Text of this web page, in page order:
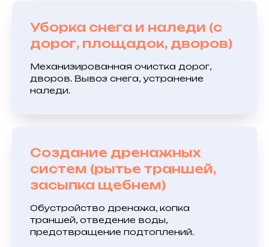
Уборка снега и наледи (с
дорог, площадок, дворов)
Механизированная очистка дорог,
дворов. Вывоз снега, устранение
наледи.
Создание дренажных
систем (рытье траншей,
засыпка щебнем)
Обустройство дренажа, копка
траншей, отведение воды,
предотвращение подтоплений.